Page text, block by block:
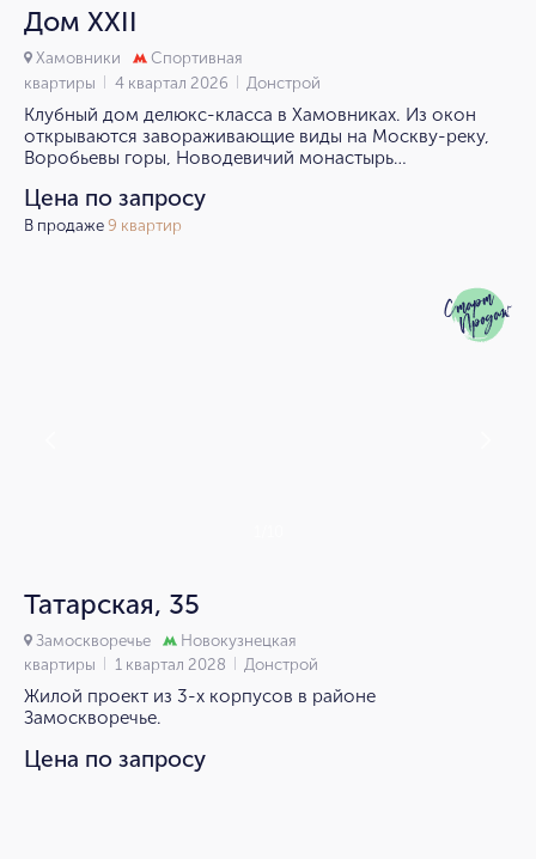
Дом XXII
Хамовники
Спортивная
квартиры
4 квартал 2026 Донстрой
Клубный дом делюкс-класса в Хамовниках. Из окон
открываются завораживающие виды на Москву-реку,
Воробьевы горы, Новодевичий монастырь
Цена по запросу
В продаже9 квартир
Татарская, 35
Замоскворечье
Новокузнецкая
квартиры
1 квартал 2028 Донстрой
Жилой проект из 3-х корпусов в районе
Замоскворечье.
Цена по запросу